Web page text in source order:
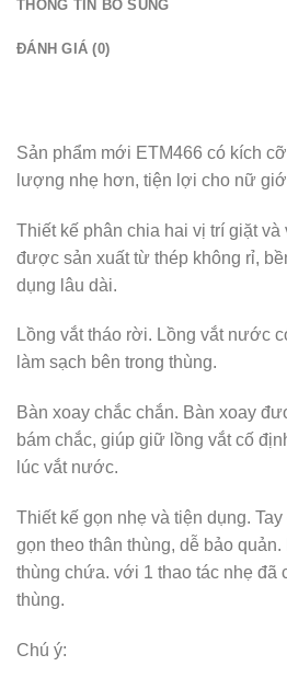
THÔNG TIN BỔ SUNG
ĐÁNH GIÁ (0)
Sản phẩm mới ETM466 có kích
lượng nhẹ hơn, tiện lợi cho nữ
Thiết kế phân chia hai vị trí giặt và
được sản xuất từ thép không rỉ,
dụng lâu dài.
Lồng vắt tháo rời. Lồng vắt nước
làm sạch bên trong thùng.
Bàn xoay chắc chắn. Bàn xoay
bám chắc, giúp giữ lồng vắt cố
lúc vắt nước.
Thiết kế gọn nhẹ và tiện dụng.
gọn theo thân thùng, dễ bảo
thùng chứa. với 1 thao tác nhẹ đã
thùng.
Chú ý: